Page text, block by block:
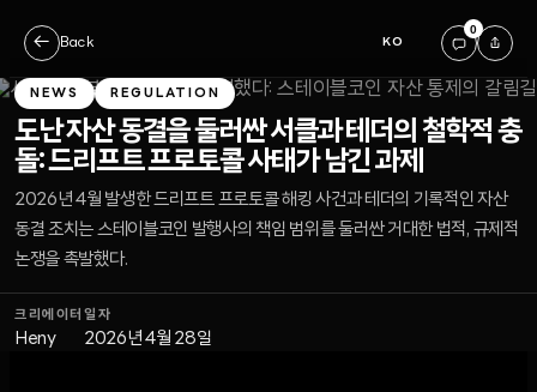
← Back KO
0
NEWS REGULATION
도난 자산 동결을 둘러싼 서클과 테더의 철학적 충
돌: 드리프트 프로토콜 사태가 남긴 과제
2026년 4월 발생한 드리프트 프로토콜 해킹 사건과 테더의 기록적인 자산
동결 조치는 스테이블코인 발행사의 책임 범위를 둘러싼 거대한 법적, 규제적
논쟁을 촉발했다.
크리에이터
Heny
일자
2026년 4월 28일